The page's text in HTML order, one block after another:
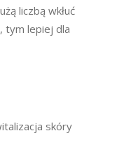
liczbą wkłuć
tym lepiej dla
skóry